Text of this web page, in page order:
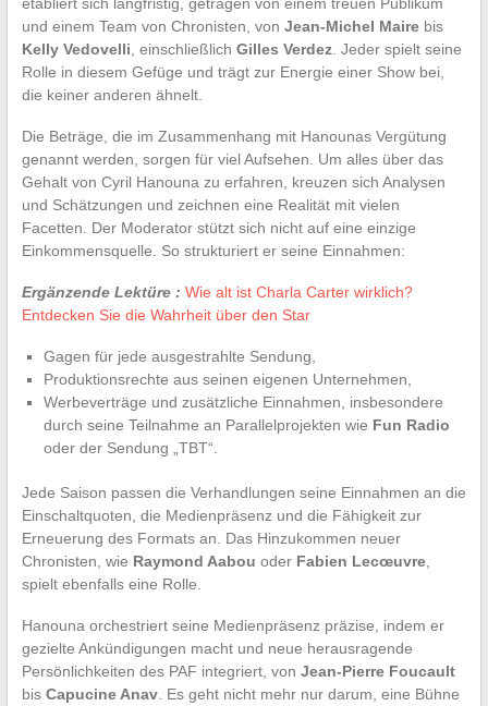
und einem Team von Chronisten, von Jean-Michel Mairebis
Kelly Vedovelli , einschließlich Gilles Verdez. Jeder spielt seine
Rolle in diesem Gefüge und trägt zur Energie einer Show bei,
die keiner anderen ähnelt.
Die Beträge, die im Zusammenhang mit Hanounas Vergütung
genannt werden, sorgen für viel Aufsehen. Um alles über das
Gehalt von Cyril Hanouna zu erfahren, kreuzen sich Analysen
und Schätzungen und zeichnen eine Realität mit vielen
Facetten. Der Moderator stützt sich nicht auf eine einzige
Einkommensquelle. So strukturiert er seine Einnahmen:
Ergänzende Lektüre : Wie alt ist Charla Carter wirklich?
Entdecken Sie die Wahrheit über den Star
Gagen für jede ausgestrahlte Sendung,
Produktionsrechte aus seinen eigenen Unternehmen,
Werbeverträge und zusätzliche Einnahmen, insbesondere
durch seine Teilnahme an Parallelprojekten wie Fun Radio
oder der Sendung „TBT“.
Jede Saison passen die Verhandlungen seine Einnahmen an die
Einschaltquoten, die Medienpräsenz und die Fähigkeit zur
Erneuerung des Formats an. Das Hinzukommen neuer
Chronisten, wie Raymond Aabou oder Fabien Lecœuvre,
spielt ebenfalls eine Rolle.
Hanouna orchestriert seine Medienpräsenz präzise, indem er
gezielte Ankündigungen macht und neue herausragende
Persönlichkeiten des PAF integriert, von Jean-Pierre Foucault
bis Capucine Anav. Es geht nicht mehr nur darum, eine Bühne